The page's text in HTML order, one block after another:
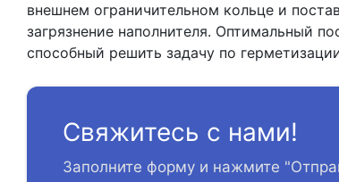
внешнем ограничительном кольце и
загрязнение наполнителя. Оптимальный
способный решить задачу по
Свяжитесь с нами!
Заполните форму и нажмите